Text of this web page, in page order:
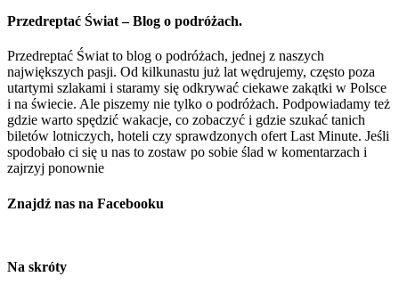
Przedreptać Świat – Blog o podróżach.
Przedreptać Świat to blog o podróżach, jednej z naszych
największych pasji. Od kilkunastu już lat wędrujemy, często poza
utartymi szlakami i staramy się odkrywać ciekawe zakątki w Polsce
i na świecie. Ale piszemy nie tylko o podróżach. Podpowiadamy też
gdzie warto spędzić wakacje, co zobaczyć i gdzie szukać tanich
biletów lotniczych, hoteli czy sprawdzonych ofert Last Minute. Jeśli
spodobało ci się u nas to zostaw po sobie ślad w komentarzach i
zajrzyj ponownie
Znajdź nas na Facebooku
Na skróty